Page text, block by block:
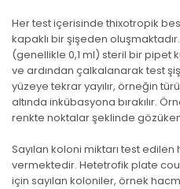
Her test içerisinde thixotropik
kapaklı bir şişeden
(genellikle 0,1 ml) steril bir pipet
ve ardından çalkalanarak test
yüzeye tekrar yayılır, örneğin
altında inkübasyona bırakılır.
renkte noktalar şeklinde
Sayılan koloni miktarı test edilen
vermektedir. Hetetrofik plate
için sayılan koloniler, örnek